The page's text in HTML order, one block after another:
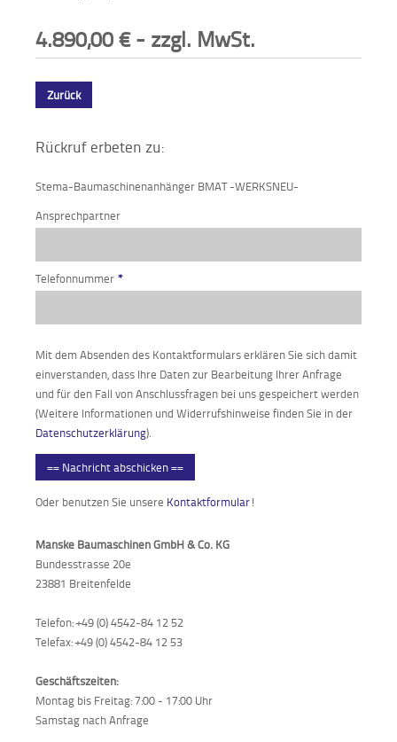
4.890,00€- zzgl. MwSt.
Zurück
Rückruf erbeten zu:
Stema-Baumaschinenanhänger BMAT -WERKSNEU-
Ansprechpartner
Telefonnummer *
Mit dem Absenden des Kontaktformulars erklären Sie sich damit
einverstanden, dass Ihre Daten zur Bearbeitung Ihrer Anfrage
und für den Fall von Anschlussfragen bei uns gespeichert werden
(Weitere Informationen und Widerrufshinweise finden Sie in der
Datenschutzerklärung).
== Nachricht abschicken ==
Oder benutzen Sie unsere Kontaktformular!
Manske Baumaschinen GmbH & Co. KG
Bundesstrasse 20e
23881 Breitenfelde
Telefon: +49 (0) 4542-84 12 52
Telefax: +49 (0) 4542-84 12 53
Geschäftszeiten:
Montag bis Freitag: 7:00 - 17:00 Uhr
Samstag nach Anfrage